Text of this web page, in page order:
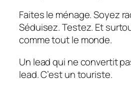
Faites le ménage. Soyez
Séduisez. Testez. Et
comme tout le monde.
Un lead qui ne convertit
lead. C’est un touriste.